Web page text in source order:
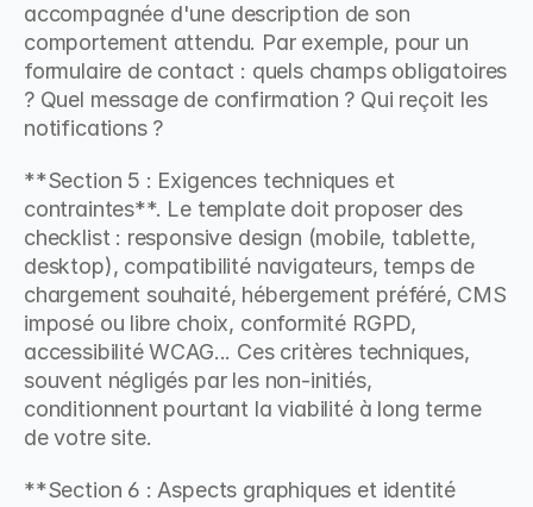
accompagnée d'une description de son
comportement attendu. Par exemple, pour un
formulaire de contact : quels champs obligatoires
? Quel message de confirmation ? Qui reçoit les
notifications ?
**Section 5 : Exigences techniques et
contraintes**. Le template doit proposer des
checklist : responsive design (mobile, tablette,
desktop), compatibilité navigateurs, temps de
chargement souhaité, hébergement préféré, CMS
imposé ou libre choix, conformité RGPD,
accessibilité WCAG... Ces critères techniques,
souvent négligés par les non-initiés,
conditionnent pourtant la viabilité à long terme
de votre site.
**Section 6 : Aspects graphiques et identité